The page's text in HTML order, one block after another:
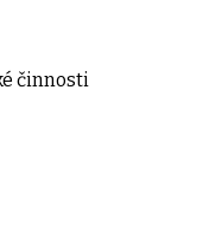
činnosti